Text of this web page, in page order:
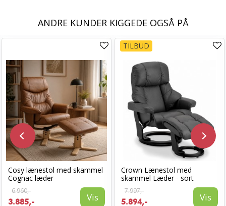
ANDRE KUNDER KIGGEDE OGSÅ PÅ
Cosy lænestol med skammel
Cognac læder
6.960,-
3.885,- Vis
TILBUD
Crown Lænestol med
skammel Læder - sort
7.997,-
5.894,- Vis